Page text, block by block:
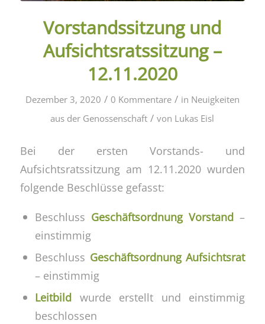
Vorstandssitzung und
Aufsichtsratssitzung –
12.11.2020
Dezember 3, 2020 / 0 Kommentare / in Neuigkeiten
aus der Genossenschaft / von Lukas Eisl
Bei der ersten Vorstands- und
Aufsichtsratssitzung am 12.11.2020 wurden
folgende Beschlüsse gefasst:
Beschluss Geschäftsordnung Vorstand –
einstimmig
Beschluss Geschäftsordnung Aufsichtsrat
– einstimmig
Leitbildwurde erstellt und einstimmig
beschlossen